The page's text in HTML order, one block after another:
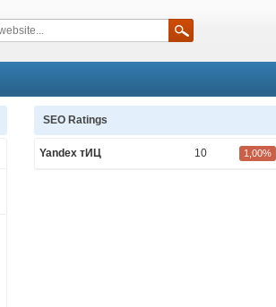
SEO Ratings
Yandex тИЦ 10 1,00%